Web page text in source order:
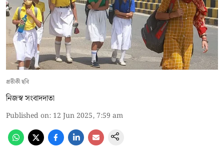
প্রতীকী ছবি
নিজস্ব সংবাদদাতা
Published on: 12 Jun 2025, 7:59 am